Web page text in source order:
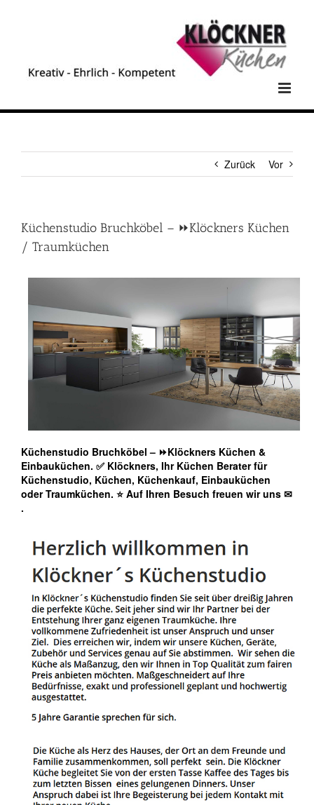
Zurück Vor
Küchenstudio Bruchköbel – ⏩Klöckners Küchen
/ Traumküchen
Küchenstudio Bruchköbel – ⏩Klöckners Küchen &
Einbauküchen. ✅ Klöckners, Ihr Küchen Berater für
Küchenstudio, Küchen, Küchenkauf, Einbauküchen
oder Traumküchen. ⭐ Auf Ihren Besuch freuen wir uns ✉
.